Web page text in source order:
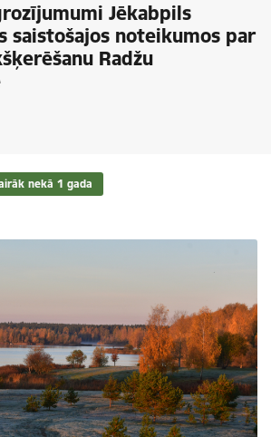
Jēkabpils
saistošajos noteikumos par
Radžu
nekā 1 gada